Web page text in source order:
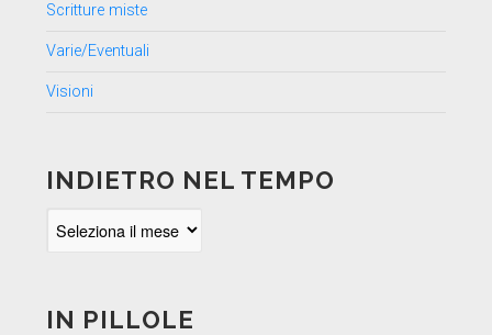
Scritture miste
Varie/Eventuali
Visioni
INDIETRO NEL TEMPO
IN PILLOLE